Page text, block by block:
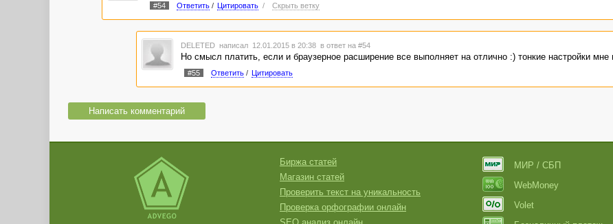
#54 Ответить/ Цитировать / Скрыть ветку
DELETED написал 12.01.2015 в 20:38 в ответ на #54
Но смысл платить, если и браузерное расширение все выполняет на отлично :) тонкие настройки
#55 Ответить/ Цитировать
Написать комментарий
Биржа статей
Магазин статей
Проверить текст на уникальность
Проверка орфографии онлайн
МИР / СБП
WebMoney
Volet